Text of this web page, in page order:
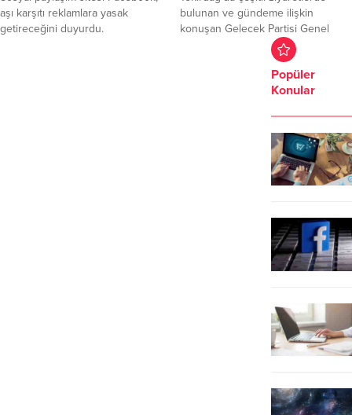
aşı karşıtı reklamlara yasak
getireceğini duyurdu.
bulunan ve gündeme ilişkin
konuşan Gelecek Partisi Genel
Başkanı Davutoğlu, MHP lideri
Bahçeli ve iktidara seslendi.
“Tekirdağ’dan söylüyorum sizin
psikolojinizi daha çok
seçim süreci, Ülkü Ocakları eski
Genel Başkanı Sinan Ateş
cinayetine sessiz kalan MHP lideri
Bahçeli ve iktidar oldu. Gelecek...
Popüler
Konular